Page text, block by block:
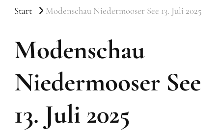
Start Modenschau Niedermooser See 13. Juli 2025
Modenschau
Niedermooser See
13. Juli 2025